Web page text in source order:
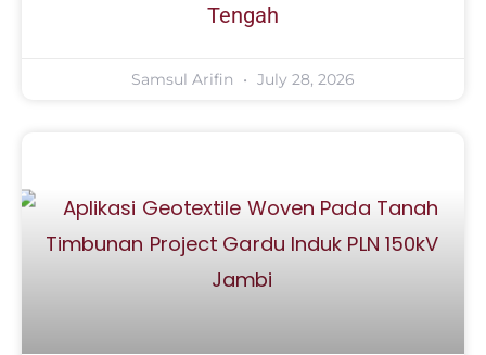
Tengah
Samsul Arifin July 28, 2026